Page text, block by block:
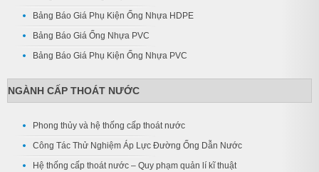
Bảng Báo Giá Phụ Kiện Ống Nhựa HDPE
Bảng Báo Giá Ống Nhựa PVC
Bảng Báo Giá Phụ Kiện Ống Nhựa PVC
NGÀNH CẤP THOÁT NƯỚC
Phong thủy và hệ thống cấp thoát nước
Công Tác Thử Nghiệm Áp Lực Đường Ống Dẫn Nước
Hệ thống cấp thoát nước – Quy phạm quản lí kĩ thuật